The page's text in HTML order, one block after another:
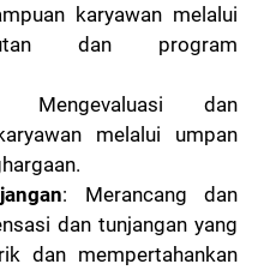
karyawan melalui
dan program
Mengevaluasi dan
melalui umpan
: Merancang dan
dan tunjangan yang
dan mempertahankan